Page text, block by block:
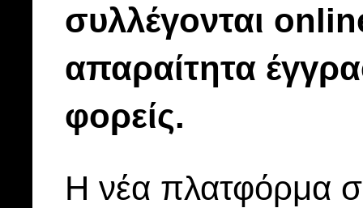
συλλέγονται
απαραίτητα
φορείς.
H νέα πλατφόρμα